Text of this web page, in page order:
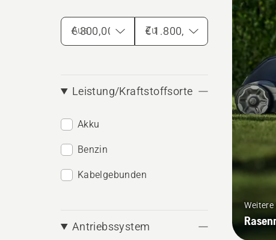
Aus Zu
Leistung/Kraftstoffsorte
Akku
Benzin
Kabelgebunden
Antriebssystem